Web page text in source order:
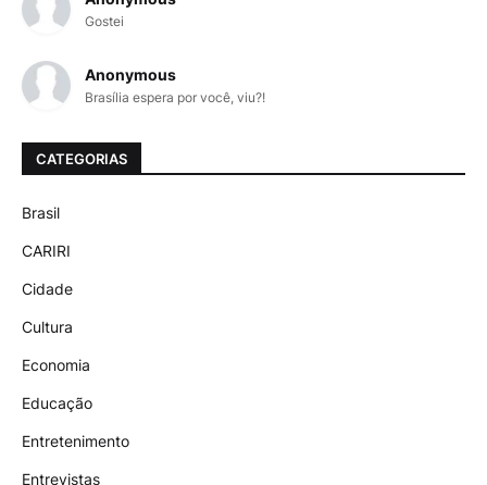
Gostei
Anonymous
Brasília espera por você, viu?!
CATEGORIAS
Brasil
CARIRI
Cidade
Cultura
Economia
Educação
Entretenimento
Entrevistas